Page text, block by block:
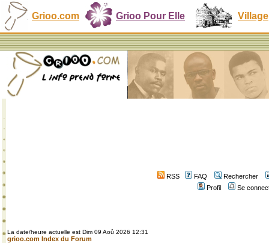
Grioo.com Grioo Pour Elle Village
RSS FAQ
Rechercher
Profil
Se
La date/heure actuelle est Dim 09 Aoû 2026 12:31
grioo.com Index du Forum